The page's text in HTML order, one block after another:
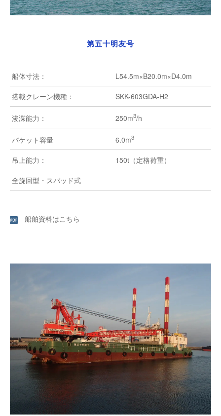
第五十明友号
船体寸法： L54.5m×B20.0m×D4.0m
搭載クレーン機種： SKK-603GDA-H2
浚渫能力： 250m3/h
バケット容量 6.0m3
吊上能力： 150t（定格荷重）
全旋回型・スパッド式
船舶資料はこちら